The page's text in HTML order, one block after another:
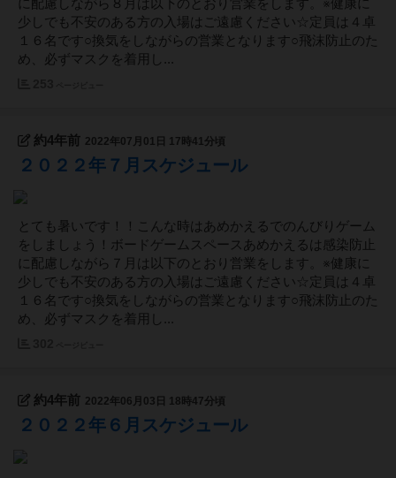
に配慮しながら８月は以下のとおり営業をします。※健康に
少しでも不安のある方の入場はご遠慮ください☆定員は４卓
１６名です○換気をしながらの営業となります○飛沫防止のた
め、必ずマスクを着用し...
約4年前 2022年07月01日 17時41分頃
２０２２年７月スケジュール
とても暑いです！！こんな時はあめかえるでのんびりゲーム
をしましょう！ボードゲームスペースあめかえるは感染防止
に配慮しながら７月は以下のとおり営業をします。※健康に
少しでも不安のある方の入場はご遠慮ください☆定員は４卓
１６名です○換気をしながらの営業となります○飛沫防止のた
め、必ずマスクを着用し...
約4年前 2022年06月03日 18時47分頃
２０２２年６月スケジュール